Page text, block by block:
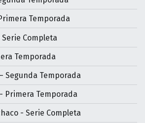
Temporada
Completa
Temporada
Segunda Temporada
Primera Temporada
- Serie Completa